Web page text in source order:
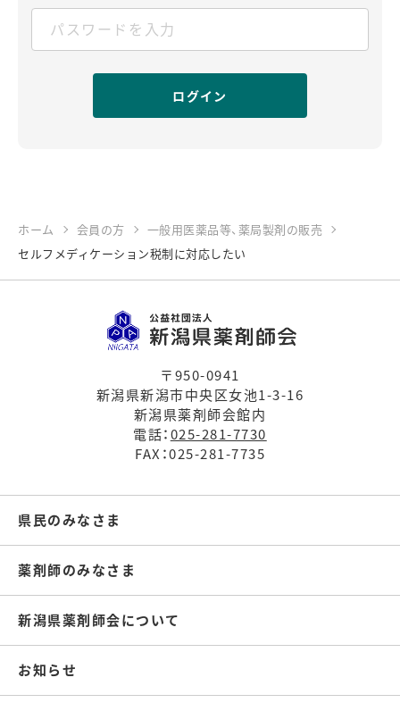
ホーム 会員の方
一般用医薬品等、薬局製剤の販売
セルフメディケーション税制に対応したい
〒950-0941
新潟県新潟市中央区女池1-3-16
新潟県薬剤師会館内
電話：025-281-7730
FAX：025-281-7735
県民のみなさま
薬剤師のみなさま
新潟県薬剤師会について
お知らせ